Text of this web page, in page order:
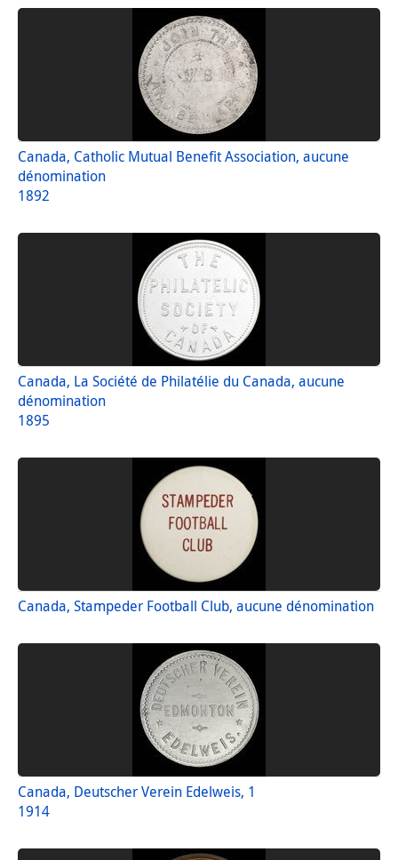
Canada, Catholic Mutual Benefit Association, aucune
dénomination
1892
Canada, La Société de Philatélie du Canada, aucune
dénomination
1895
Canada, Stampeder Football Club, aucune dénomination
Canada, Deutscher Verein Edelweis, 1
1914